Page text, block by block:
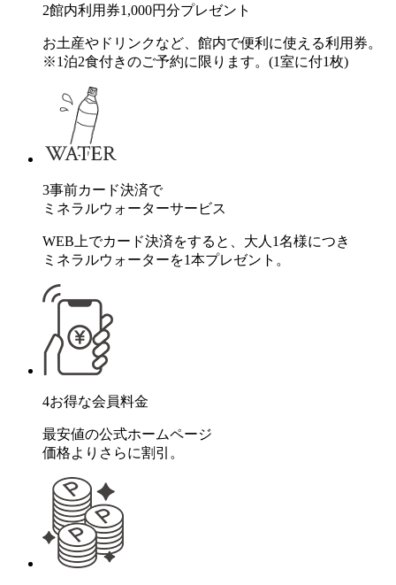
2館内利用券1,000円分プレゼント
お土産やドリンクなど、館内で便利に使える利用券。
※1泊2食付きのご予約に限ります。(1室に付1枚)
3事前カード決済で
ミネラルウォーターサービス
WEB上でカード決済をすると、大人1名様につき
ミネラルウォーターを1本プレゼント。
4お得な会員料金
最安値の公式ホームページ
価格よりさらに割引。